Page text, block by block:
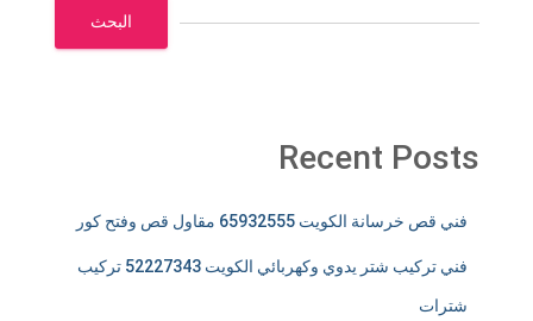
البحث
Recent Posts
فني قص خرسانة الكويت 65932555 مقاول قص وفتح كور
فني تركيب شتر يدوي وكهربائي الكويت 52227343 تركيب
شترات